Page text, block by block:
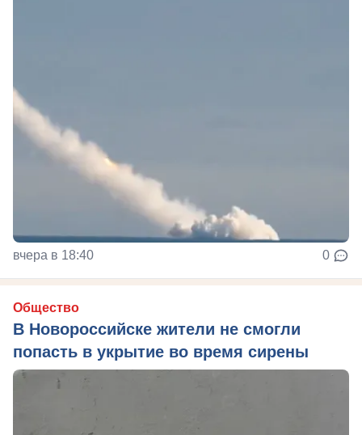
вчера в 18:40 0
Общество
В Новороссийске жители не смогли
попасть в укрытие во время сирены